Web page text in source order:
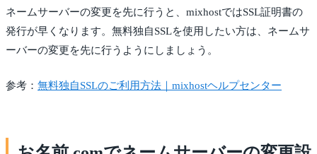
ネームサーバーの変更を先に行うと、mixhostではSSL証明書の
発行が早くなります。無料独自SSLを使用したい方は、ネームサ
ーバーの変更を先に行うようにしましょう。
参考： 無料独自SSLのご利用方法｜mixhostヘルプセンター